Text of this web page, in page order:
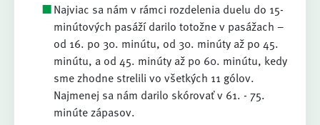
Najviac sa nám v rámci rozdelenia duelu do 15-
minútových pasáží darilo totožne v pasážach –
od 16. po 30. minútu, od 30. minúty až po 45.
minútu, a od 45. minúty až po 60. minútu, kedy
sme zhodne strelili vo všetkých 11 gólov.
Najmenej sa nám darilo skórovať v 61. - 75.
minúte zápasov.